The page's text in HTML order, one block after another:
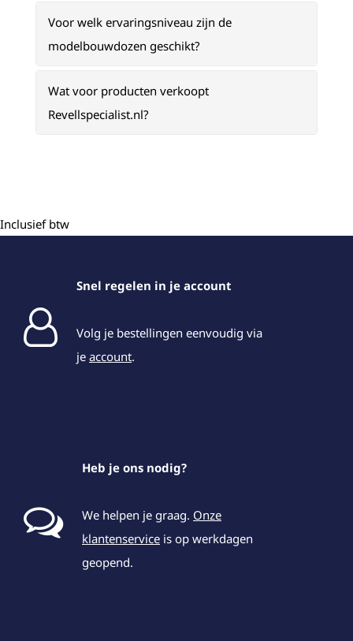
Voor welk ervaringsniveau zijn de
modelbouwdozen geschikt?
Wat voor producten verkoopt
Revellspecialist.nl?
Inclusief btw
Snel regelen in je account
Volg je bestellingen eenvoudig via
je account.
Heb je ons nodig?
We helpen je graag. Onze
klantenservice is op werkdagen
geopend.